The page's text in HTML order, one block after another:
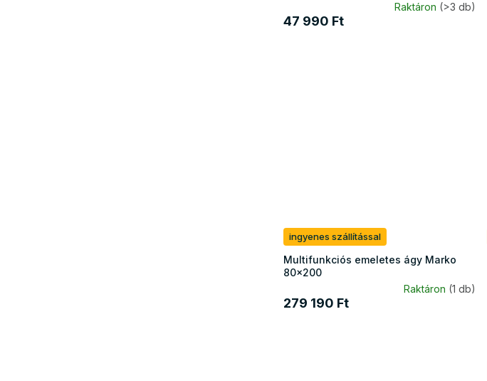
Raktáron (>3 db)
47 990 Ft
ingyenes szállítással
Multifunkciós emeletes ágy Marko
80x200
Raktáron (1 db)
279 190 Ft